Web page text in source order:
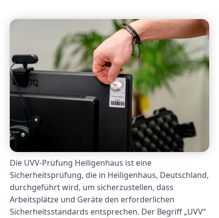
Die UVV-Prüfung Heiligenhaus ist eine
Sicherheitsprüfung, die in Heiligenhaus, Deutschland,
durchgeführt wird, um sicherzustellen, dass
Arbeitsplätze und Geräte den erforderlichen
Sicherheitsstandards entsprechen. Der Begriff „UVV“